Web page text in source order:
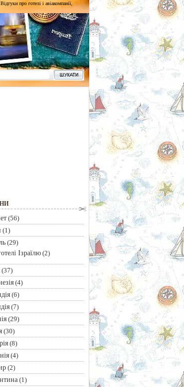
про готелі і авіакомпанії,
(56)
(1)
(29)
Ізраїлю(2)
(37)
(4)
(6)
(7)
(29)
(30)
(8)
(4)
(2)
(1)